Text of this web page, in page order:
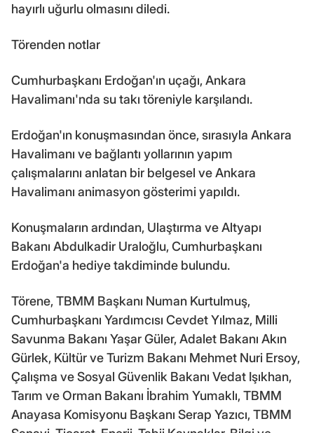
hayırlı uğurlu olmasını diledi.
Törenden notlar
Cumhurbaşkanı Erdoğan'ın uçağı, Ankara
Havalimanı'nda su takı töreniyle karşılandı.
Erdoğan'ın konuşmasından önce, sırasıyla Ankara
Havalimanı ve bağlantı yollarının yapım
çalışmalarını anlatan bir belgesel ve Ankara
Havalimanı animasyon gösterimi yapıldı.
Konuşmaların ardından, Ulaştırma ve Altyapı
Bakanı Abdulkadir Uraloğlu, Cumhurbaşkanı
Erdoğan'a hediye takdiminde bulundu.
Törene, TBMM Başkanı Numan Kurtulmuş,
Cumhurbaşkanı Yardımcısı Cevdet Yılmaz, Milli
Savunma Bakanı Yaşar Güler, Adalet Bakanı Akın
Gürlek, Kültür ve Turizm Bakanı Mehmet Nuri Ersoy,
Çalışma ve Sosyal Güvenlik Bakanı Vedat Işıkhan,
Tarım ve Orman Bakanı İbrahim Yumaklı, TBMM
Anayasa Komisyonu Başkanı Serap Yazıcı, TBMM